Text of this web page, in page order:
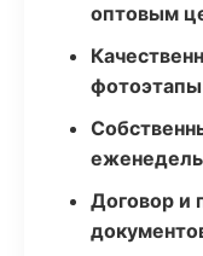
оптовым
фотоэтапы
Договор и